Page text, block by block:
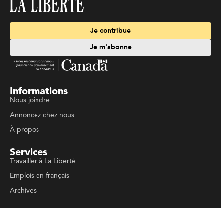
Je contribue
Je m'abonne
Informations
Nous joindre
Annoncez chez nous
À propos
Services
Travailler à La Liberté
Emplois en français
Archives